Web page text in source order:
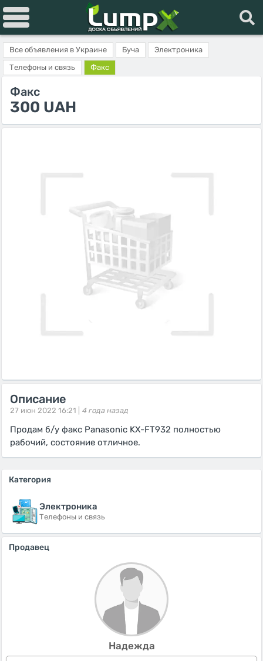
Все объявления в Украине Буча
Электроника
Телефоны и связь
Факс
Факс
300 UAH
Описание
27 июн 2022 16:21 | 4 года назад
Продам б/у факс Panasonic KX-FT932 полностью
рабочий, состояние отличное.
Категория
Электроника
Телефоны и связь
Продавец
Надежда